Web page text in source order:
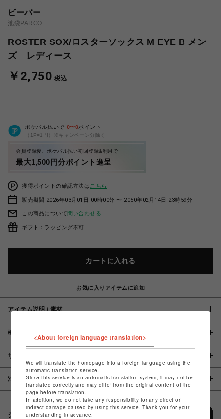
ビーバー
池袋PARCO
ROSTER SOX/ロスターソックス M EYE B メン
ズ レディース
￥2,750 税込
ポケパル払いで 0〜0ポイント
（1P=1円）※キャンペーン分除く
会員登録後、ポケパル払い初回登録&利用で
最大1,500円分ポイント進呈
獲得ポイントの確認方法は こちら
販売期間 2026年03月01日 00時00分 〜 2050年02月14日 23時59分
この商品について問い合わせる
ギフト：ラッピング不可
カートに入れる
お気に入りアイテムに追加
アイテム説明 / 素材
概要
サイズ
注意事項
シェアする
<About foreign language translation>
We will translate the homepage into a foreign language using the
automatic translation service.
Since this service is an automatic translation system, it may not be
translated correctly and may differ from the original content of the
page before translation.
In addition, we do not take any responsibility for any direct or
indirect damage caused by using this service. Thank you for your
understanding in advance.